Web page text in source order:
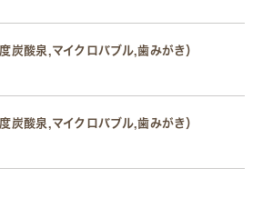
炭酸泉,マイクロバブル,歯みがき）
炭酸泉,マイクロバブル,歯みがき）